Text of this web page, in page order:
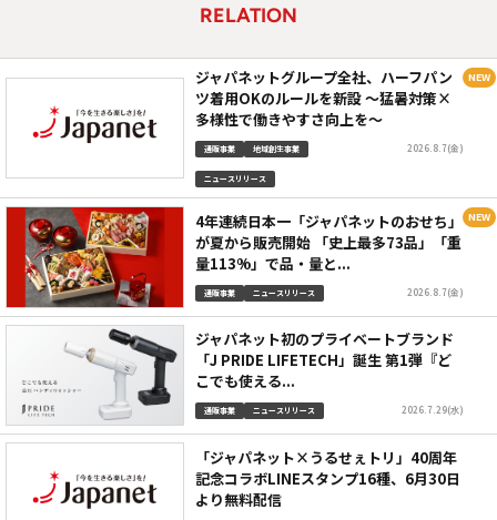
RELATION
ジャパネットグループ全社、ハーフパン
ツ着用OKのルールを新設 ～猛暑対策×
多様性で働きやすさ向上を～
通販事業 地域創生事業
ニュースリリース
2026.8.7(金)
4年連続日本一「ジャパネットのおせち」
が夏から販売開始 「史上最多73品」「重
量113%」で品・量と...
通販事業 ニュースリリース 2026.8.7(金)
ジャパネット初のプライベートブランド
「J PRIDE LIFETECH」誕生 第1弾『ど
こでも使える...
通販事業 ニュースリリース 2026.7.29(水)
「ジャパネット×うるせぇトリ」40周年
記念コラボLINEスタンプ16種、6月30日
より無料配信